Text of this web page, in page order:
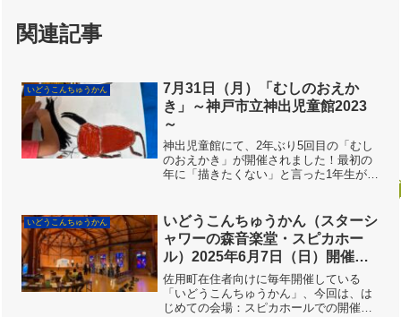
関連記事
いどうこんちゅうかん
7月31日（月）「むしのおえか
き」～神戸市立神出児童館2023
～
神出児童館にて、2年ぶり5回目の「むし
のおえかき」が開催されました！最初の
年に「描きたくない」と言った1年生がも
ていました。親指姫が座ってそう。近藤
さん曰く蓮の花が咲...
いどうこんちゅうかん
いどうこんちゅうかん（スターシ
ャワーの森音楽堂・スピカホー
ル）2025年6月7日（日）開催し
ました
佐用町在住者向けに毎年開催している
「いどうこんちゅうかん」、今回は、は
じめての会場：スピカホールでの開催で